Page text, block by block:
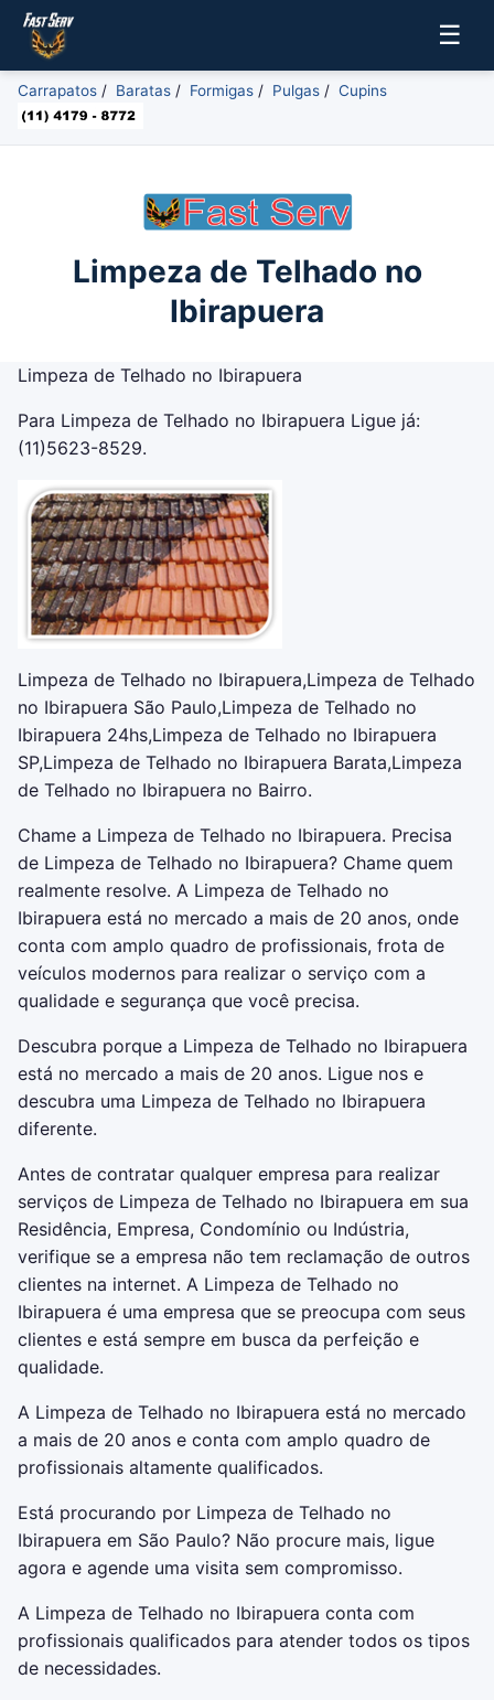
☰
Carrapatos / Baratas / Formigas / Pulgas / Cupins
Limpeza de Telhado no
Ibirapuera
Limpeza de Telhado no Ibirapuera
Para Limpeza de Telhado no Ibirapuera Ligue já:
(11)5623-8529.
Limpeza de Telhado no Ibirapuera,Limpeza de Telhado
no Ibirapuera São Paulo,Limpeza de Telhado no
Ibirapuera 24hs,Limpeza de Telhado no Ibirapuera
SP,Limpeza de Telhado no Ibirapuera Barata,Limpeza
de Telhado no Ibirapuera no Bairro.
Chame a Limpeza de Telhado no Ibirapuera. Precisa
de Limpeza de Telhado no Ibirapuera? Chame quem
realmente resolve. A Limpeza de Telhado no
Ibirapuera está no mercado a mais de 20 anos, onde
conta com amplo quadro de profissionais, frota de
veículos modernos para realizar o serviço com a
qualidade e segurança que você precisa.
Descubra porque a Limpeza de Telhado no Ibirapuera
está no mercado a mais de 20 anos. Ligue nos e
descubra uma Limpeza de Telhado no Ibirapuera
diferente.
Antes de contratar qualquer empresa para realizar
serviços de Limpeza de Telhado no Ibirapuera em sua
Residência, Empresa, Condomínio ou Indústria,
verifique se a empresa não tem reclamação de outros
clientes na internet. A Limpeza de Telhado no
Ibirapuera é uma empresa que se preocupa com seus
clientes e está sempre em busca da perfeição e
qualidade.
A Limpeza de Telhado no Ibirapuera está no mercado
a mais de 20 anos e conta com amplo quadro de
profissionais altamente qualificados.
Está procurando por Limpeza de Telhado no
Ibirapuera em São Paulo? Não procure mais, ligue
agora e agende uma visita sem compromisso.
A Limpeza de Telhado no Ibirapuera conta com
profissionais qualificados para atender todos os tipos
de necessidades.